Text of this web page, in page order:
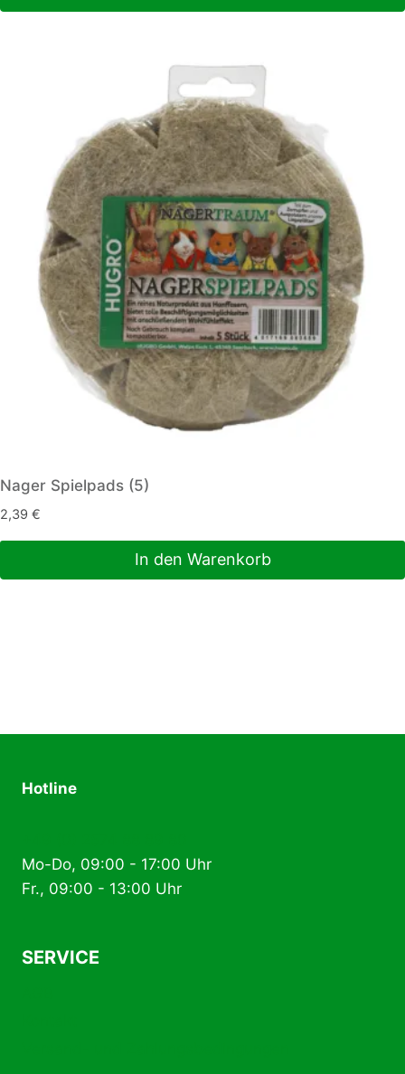
Nager Spielpads (5)
2,39 €
In den Warenkorb
Hotline
Mo-Do, 09:00 - 17:00 Uhr
Fr., 09:00 - 13:00 Uhr
SERVICE